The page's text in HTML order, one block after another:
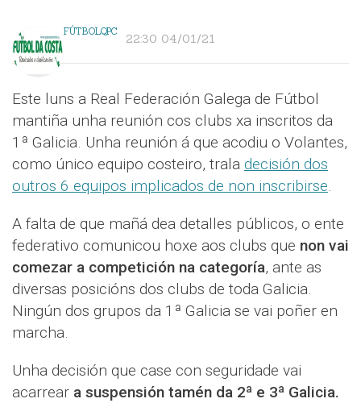
FÚTBOLQPC 22:30 04/01/21
Este luns a Real Federación Galega de Fútbol
mantiña unha reunión cos clubs xa inscritos da
1ª Galicia. Unha reunión á que acodiu o Volantes,
como único equipo costeiro, trala decisión dos
outros 6 equipos implicados de non inscribirse.
A falta de que mañá dea detalles públicos, o ente
federativo comunicou hoxe aos clubs que non vai
comezar a competición na categoría, ante as
diversas posicións dos clubs de toda Galicia.
Ningún dos grupos da 1ª Galicia se vai poñer en
marcha.
Unha decisión que case con seguridade vai
acarrear a suspensión tamén da 2ª e 3ª Galicia.